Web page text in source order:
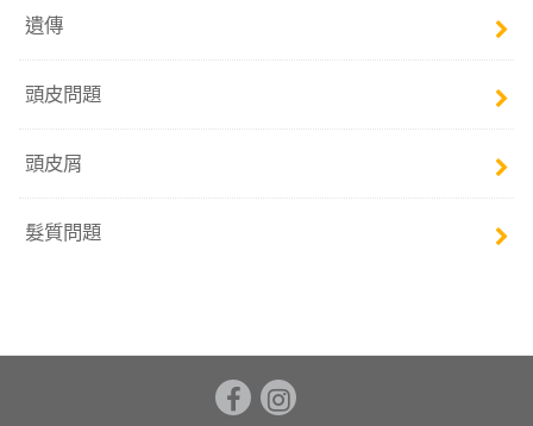
遺傳
頭皮問題
頭皮屑
髮質問題